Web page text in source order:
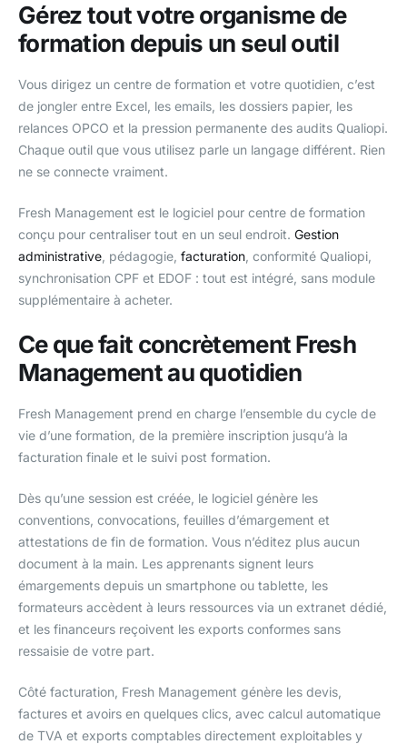
Gérez tout votre organisme de
formation depuis un seul outil
Vous dirigez un centre de formation et votre quotidien, c’est
de jongler entre Excel, les emails, les dossiers papier, les
relances OPCO et la pression permanente des audits Qualiopi.
Chaque outil que vous utilisez parle un langage différent. Rien
ne se connecte vraiment.
Fresh Management est le logiciel pour centre de formation
conçu pour centraliser tout en un seul endroit. Gestion
administrative , pédagogie, facturation , conformité Qualiopi,
synchronisation CPF et EDOF : tout est intégré, sans module
supplémentaire à acheter.
Ce que fait concrètement Fresh
Management au quotidien
Fresh Management prend en charge l’ensemble du cycle de
vie d’une formation, de la première inscription jusqu’à la
facturation finale et le suivi post formation.
Dès qu’une session est créée, le logiciel génère les
conventions, convocations, feuilles d’émargement et
attestations de fin de formation. Vous n’éditez plus aucun
document à la main. Les apprenants signent leurs
émargements depuis un smartphone ou tablette, les
formateurs accèdent à leurs ressources via un extranet dédié,
et les financeurs reçoivent les exports conformes sans
ressaisie de votre part.
Côté facturation, Fresh Management génère les devis,
factures et avoirs en quelques clics, avec calcul automatique
de TVA et exports comptables directement exploitables y